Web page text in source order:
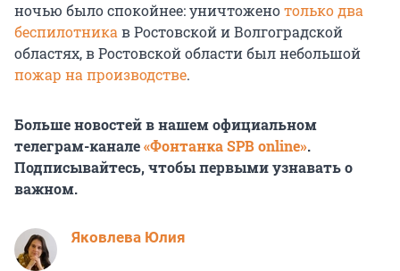
ночью было спокойнее: уничтоженотолько два
беспилотника в Ростовской и Волгоградской
областях, в Ростовской области был небольшой
пожар на производстве.
Больше новостей в нашем официальном
телеграм-канале«Фонтанка SPB online».
Подписывайтесь, чтобы первыми узнавать о
важном.
Яковлева Юлия